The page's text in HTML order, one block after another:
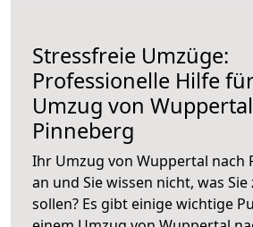
Stressfreie Umzüge:
Professionelle Hilfe
Umzug von
Pinneberg
Ihr Umzug von Wuppertal nach
an und Sie wissen nicht, was
sollen? Es gibt einige wichtige